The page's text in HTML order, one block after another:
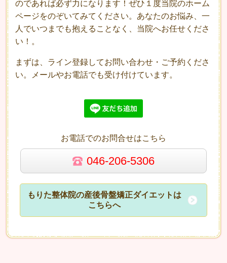
のであれば必ず力になります！ぜひ１度当院のホーム
ページをのぞいてみてください。あなたのお悩み、一
人でいつまでも抱えることなく、当院へお任せくださ
い！。
まずは、ライン登録してお問い合わせ・ご予約くださ
い。メールやお電話でも受け付けています。
お電話でのお問合せはこちら
046-206-5306
もりた整体院の産後骨盤矯正ダイエットは
こちらへ